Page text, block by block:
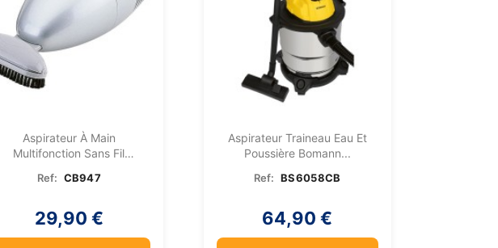
Aspirateur À Main
Multifonction Sans Fil
Ref: CB947
29,90 €
Aspirateur Traineau Eau Et
Poussière Bomann...
Ref: BS6058CB
64,90 €